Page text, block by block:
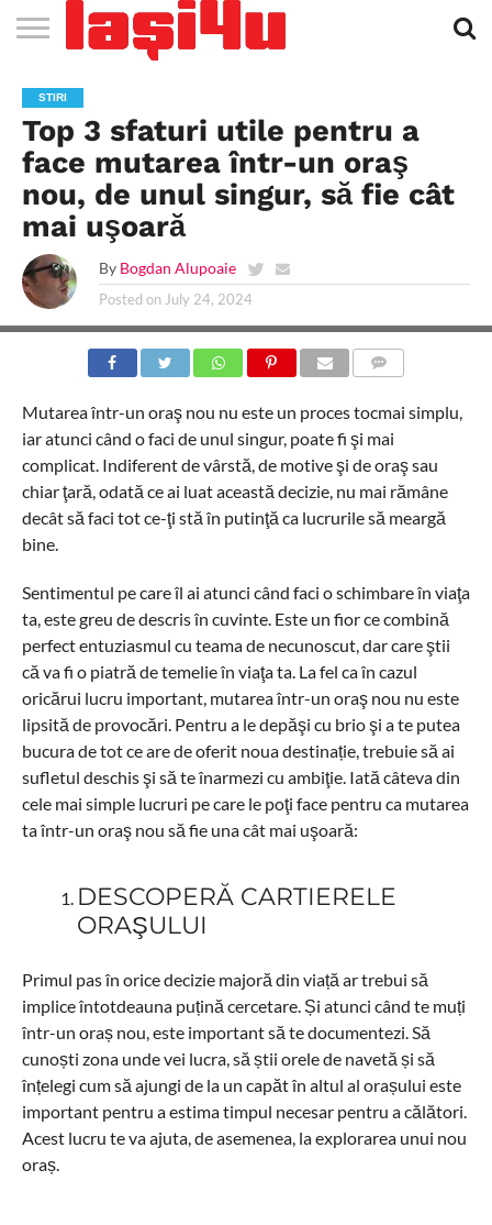
STIRI
APARTAMENTE
NOI IASI
STIRI
IASI
JOBS
IN
IASI
FILME
LA
CINEMA
CLUBURI /
DISCOTECI
BARURI /
CAFENELE
SALI DE
FORTA
SI
FITNESS
SALOANE DE
INFRUMUSETARE
AGENTII
DE
TURISM
IASI
RESTAURANTE
IN IASI
PIZZA
IN
IASI
PISCINA
IN IASI
FLORARII
RADIO
LIVE
IN IASI
SPALATORII
AUTO
TRACTARI
AUTO
TAXI
IN
IASI
CINEMA
TEATRU
HOTELURI
/
PENSIUNI
TEREN
SPORTIV
TEREN
TENIS
IASI
FARMACII
NON
STOP
COFFEE-
TO-GO
FIRME DE
PUBLICITATE
RENT
A
CAR
STIRI
Top 3 sfaturi utile pentru a
face mutarea într-un oraş
nou, de unul singur, să fie cât
mai uşoară
By Bogdan Alupoaie
Posted on July 24, 2024
Mutarea într-un oraş nou nu este un proces tocmai simplu,
iar atunci când o faci de unul singur, poate fi şi mai
complicat. Indiferent de vârstă, de motive şi de oraş sau
chiar ţară, odată ce ai luat această decizie, nu mai rămâne
decât să faci tot ce-ţi stă în putinţă ca lucrurile să meargă
bine.
Sentimentul pe care îl ai atunci când faci o schimbare în viaţa
ta, este greu de descris în cuvinte. Este un fior ce combină
perfect entuziasmul cu teama de necunoscut, dar care ştii
că va fi o piatră de temelie în viaţa ta. La fel ca în cazul
oricărui lucru important, mutarea într-un oraş nou nu este
lipsită de provocări. Pentru a le depăşi cu brio şi a te putea
bucura de tot ce are de oferit noua destinație, trebuie să ai
sufletul deschis şi să te înarmezi cu ambiţie. Iată câteva din
cele mai simple lucruri pe care le poţi face pentru ca mutarea
ta într-un oraş nou să fie una cât mai uşoară:
DESCOPERĂ CARTIERELE
ORAŞULUI
Primul pas în orice decizie majoră din viață ar trebui să
implice întotdeauna puțină cercetare. Și atunci când te muți
într-un oraș nou, este important să te documentezi. Să
cunoști zona unde vei lucra, să știi orele de navetă și să
înțelegi cum să ajungi de la un capăt în altul al orașului este
important pentru a estima timpul necesar pentru a călători.
Acest lucru te va ajuta, de asemenea, la explorarea unui nou
oraș.